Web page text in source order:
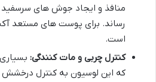
منافذ و ایجاد جوش های سرسفید
رساند. برای پوست های مستعد
است.
کنترل چربی و مات کنندگی:
که این لوسیون به کنترل